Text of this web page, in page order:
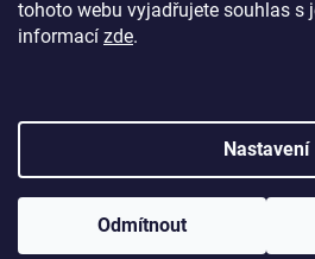
tohoto webu vyjadřujete souhlas s
informací zde.
Nastavení
Odmítnout
Facebook
wombatgamescz
Wombat Games
Upravit nastavení